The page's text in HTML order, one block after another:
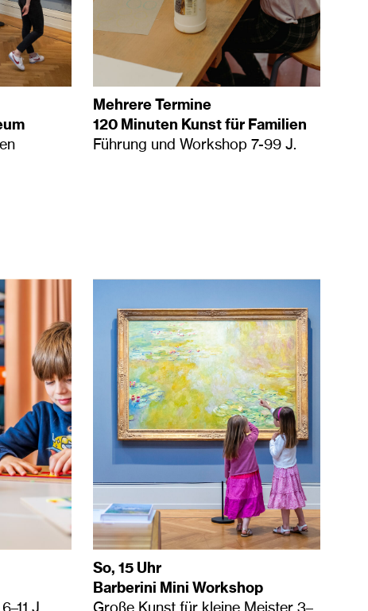
Mehrere Termine
120 Minuten Kunst für Familien
Führung und Workshop 7-99 J.
So, 15 Uhr
Barberini Mini Workshop